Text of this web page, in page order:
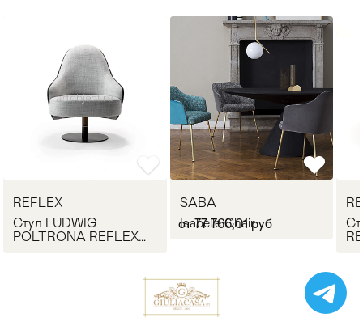
REFLEX
Стул LUDWIG
POLTRONA REFLEX
SABA
Isabelle Chair
от 77 766,01 руб